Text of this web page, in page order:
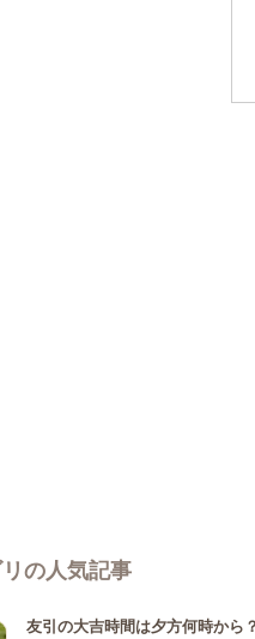
の人気記事
友引の大吉時間は夕方何時から